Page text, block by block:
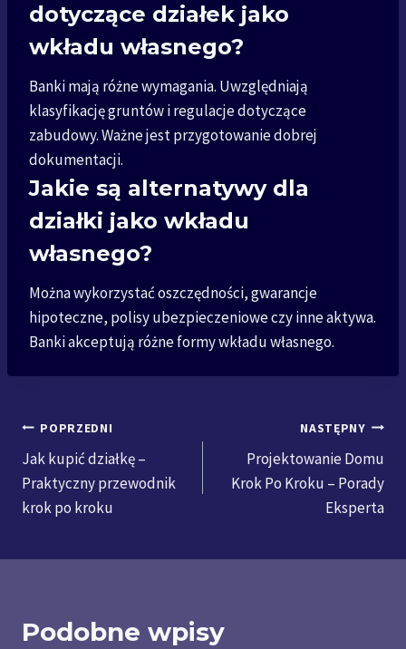
dotyczące działek jako
wkładu własnego?
Banki mają różne wymagania. Uwzględniają
klasyfikację gruntów i regulacje dotyczące
zabudowy. Ważne jest przygotowanie dobrej
dokumentacji.
Jakie są alternatywy dla
działki jako wkładu
własnego?
Można wykorzystać oszczędności, gwarancje
hipoteczne, polisy ubezpieczeniowe czy inne aktywa.
Banki akceptują różne formy wkładu własnego.
Nawigacja
wpisu
POPRZEDNI
Jak kupić działkę –
Praktyczny przewodnik
krok po kroku
NASTĘPNY
Projektowanie Domu
Krok Po Kroku – Porady
Eksperta
Podobne wpisy